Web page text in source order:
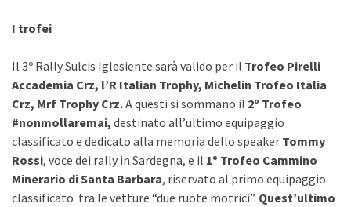
I trofei
Il 3º Rally Sulcis Iglesiente sarà valido per il Trofeo Pirelli
Accademia Crz, l’R Italian Trophy, Michelin Trofeo Italia
Crz, Mrf Trophy Crz.A questi si sommano il 2º Trofeo
#nonmollaremai, destinato all’ultimo equipaggio
classificato e dedicato alla memoria dello speaker Tommy
Rossi, voce dei rally in Sardegna, e il 1º Trofeo Cammino
Minerario di Santa Barbara, riservato al primo equipaggio
classificato tra le vetture “due ruote motrici”. Quest’ultimo